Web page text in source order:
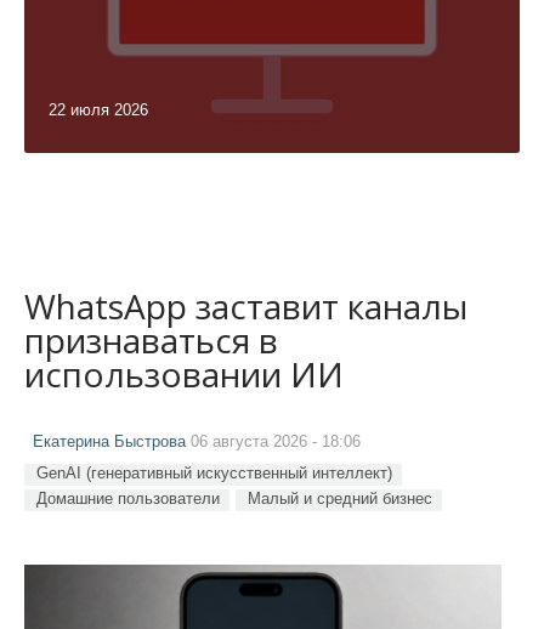
22 июля 2026
WhatsApp заставит каналы
признаваться в
использовании ИИ
Екатерина Быстрова06 августа 2026 - 18:06
GenAI (генеративный искусственный интеллект)
Домашние пользователи
Малый и средний бизнес